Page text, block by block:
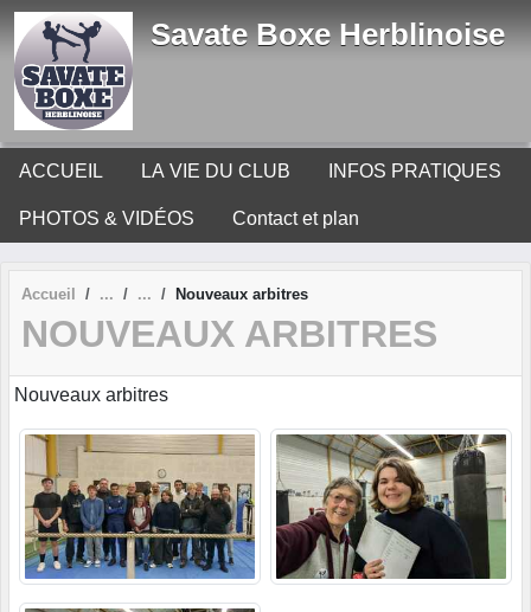
Savate Boxe Herblinoise
ACCUEIL LA VIE DU CLUB INFOS PRATIQUES
PHOTOS & VIDÉOS Contact et plan
Accueil Nouveaux arbitres
NOUVEAUX ARBITRES
Nouveaux arbitres
Panneau de gestion des cookies